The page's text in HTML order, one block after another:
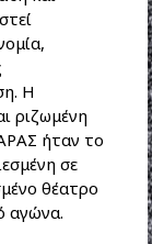
Η
ριζωμένη
ήταν το
σε
θέατρο
αγώνα.